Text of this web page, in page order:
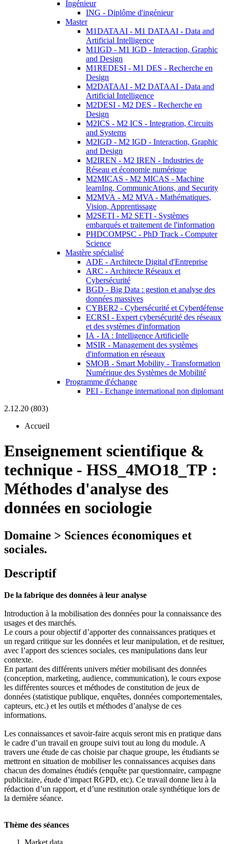
Ingénieur
ING - Diplôme d'ingénieur
Master
M1DATAAI - M1 DATAAI - Data and
Artificial Intelligence
M1IGD - M1 IGD - Interaction, Graphic
and Design
M1REDESI - M1 DES - Recherche en
Design
M2DATAAI - M2 DATAAI - Data and
Artificial Intelligence
M2DESI - M2 DES - Recherche en
Design
M2ICS - M2 ICS - Integration, Circuits
and Systems
M2IGD - M2 IGD - Interaction, Graphic
and Design
M2IREN - M2 IREN - Industries de
Réseau et économie numérique
M2MICAS - M2 MICAS - Machine
learnIng, CommunicAtions, and Security
M2MVA - M2 MVA - Mathématiques,
Vision, Apprentissage
M2SETI - M2 SETI - Systèmes
embarqués et traitement de l'information
PHDCOMPSC - PhD Track - Computer
Science
Mastère spécialisé
ADE - Architecte Digital d'Entreprise
ARC - Architecte Réseaux et
Cybersécurité
BGD - Big Data : gestion et analyse des
données massives
CYBER2 - Cybersécurité et Cyberdéfense
ECRSI - Expert cybersécurité des réseaux
et des systèmes d'information
IA - IA : Intelligence Artificielle
MSIR - Management des systèmes
d'information en réseaux
SMOB - Smart Mobility - Transformation
Numérique des Systèmes de Mobilité
Programme d'échange
PEI - Echange international non diplomant
2.12.20 (803)
Accueil
Enseignement scientifique &
technique - HSS_4MO18_TP :
Méthodes d'analyse des
données en sociologie
Domaine > Sciences économiques et
sociales.
Descriptif
De la fabrique des données à leur analyse
Introduction à la mobilisation des données pour la connaissance des
usages et des marchés.
Le cours a pour objectif d’apporter des connaissances pratiques et
un regard critique sur les données et leur manipulation, et de resituer,
avec l’apport des sciences sociales, ces manipulations dans leur
contexte.
En partant des différents univers métier mobilisant des données
(conception, marketing, audience, communication), le cours expose
les différentes sources et méthodes de constitution de jeux de
données (statistique publique, enquêtes, données comportementales,
capteurs, etc.) et les outils et méthodes d’analyse de ces
informations.
Les connaissances et savoir-faire acquis seront mis en pratique dans
le cadre d’un travail en groupe suivi tout au long du module. A
travers une étude de cas choisie par chaque groupe, les étudiants se
mettront en situation de mobiliser les connaissances acquises dans
chacun des domaines étudiés (enquête par questionnaire, campagne
publicitaire, étude d’impact RGPD, etc). Ce travail donne lieu à la
rédaction d’un rapport, et d’une restitution orale synthétique lors de
la dernière séance.
Thème des séances
Market data